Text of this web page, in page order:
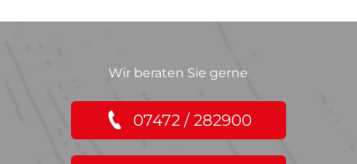
Wir beraten Sie gerne
07472 / 282900